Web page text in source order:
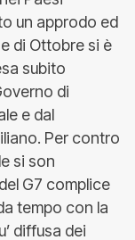
un approdo ed
di Ottobre si è
subito
di
e dal
Per contro
si son
G7 complice
tempo con la
diffusa dei